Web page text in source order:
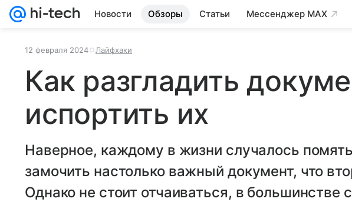
Новости Обзоры Статьи Мессенджер MAX
12 февраля 2024 Лайфхаки
Как разгладить
испортить их
Наверное, каждому в жизни случалось
замочить настолько важный документ, что
Однако не стоит отчаиваться, в большинстве